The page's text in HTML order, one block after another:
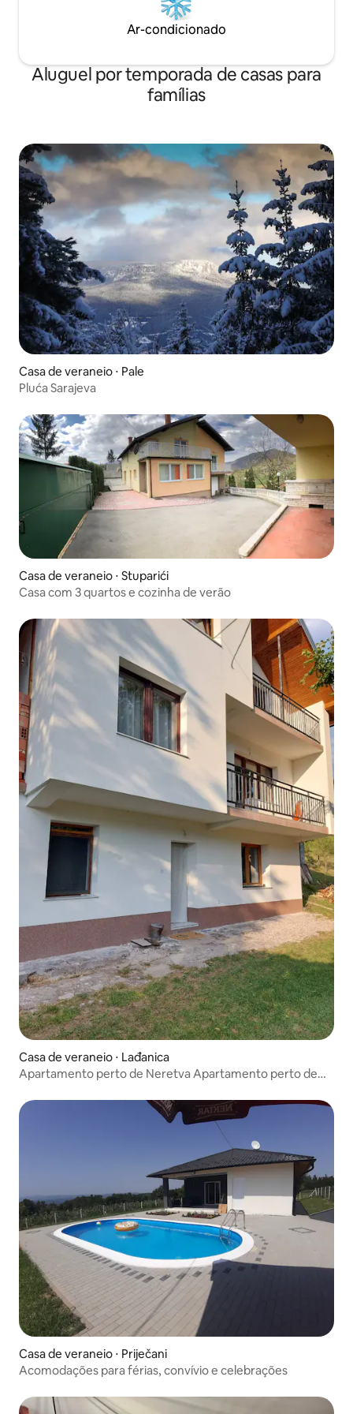
Ar-condicionado
Aluguel por temporada de casas para
famílias
Casa de veraneio ⋅ Pale
Pluća Sarajeva
Casa de veraneio ⋅ Stuparići
Casa com 3 quartos e cozinha de verão
Casa de veraneio ⋅ Lađanica
Apartamento perto de Neretva Apartamento perto de
Casa de veraneio ⋅ Priječani
Acomodações para férias, convívio e celebrações